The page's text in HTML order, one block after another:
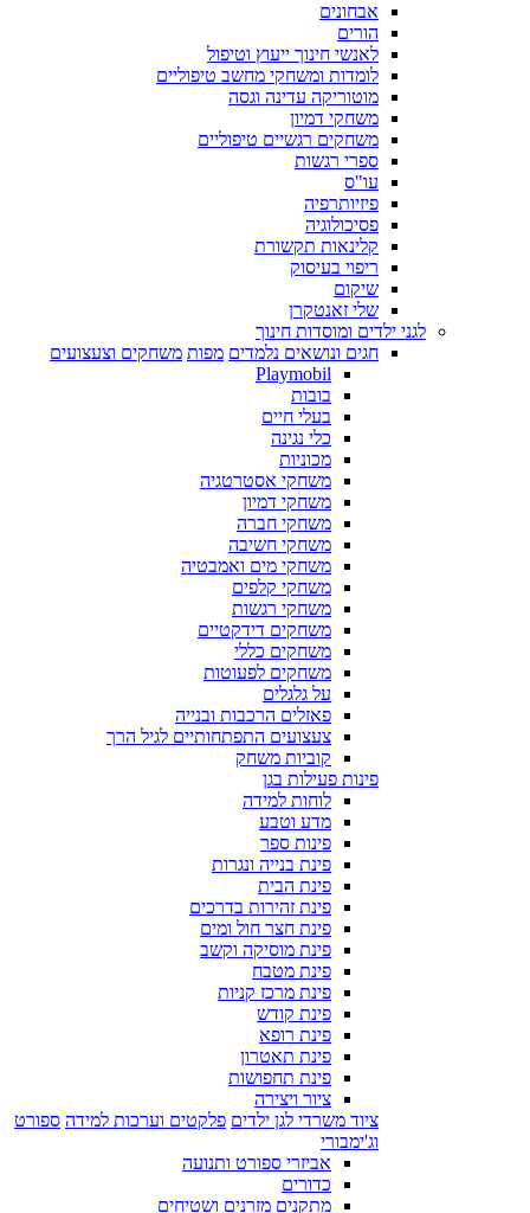
אבחונים
הורים
לאנשי חינוך ייעוץ וטיפול
לומדות ומשחקי מחשב טיפוליים
מוטוריקה עדינה וגסה
משחקי דמיון
משחקים רגשיים טיפוליים
ספרי רגשות
עו"ס
פיזיותרפיה
פסיכולוגיה
קלינאות תקשורת
ריפוי בעיסוק
שיקום
שלי זאנטקרן
לגני ילדים ומוסדות חינוך
חגים ונושאים נלמדים מפות משחקים וצעצועים
Playmobil
בובות
בעלי חיים
כלי נגינה
מכוניות
משחקי אסטרטגיה
משחקי דמיון
משחקי חברה
משחקי חשיבה
משחקי מים ואמבטיה
משחקי קלפים
משחקי רגשות
משחקים דידקטיים
משחקים כללי
משחקים לפעוטות
על גלגלים
פאזלים הרכבות ובנייה
צעצועים התפתחותיים לגיל הרך
קוביות משחק
פינות פעילות בגן
לוחות למידה
מדע וטבע
פינות ספר
פינת בנייה ונגרות
פינת הבית
פינת זהירות בדרכים
פינת חצר חול ומים
פינת מוסיקה וקשב
פינת מטבח
פינת מרכז קניות
פינת קודש
פינת רופא
פינת תאטרון
פינת תחפושות
ציור ויצירה
ציוד משרדי לגן ילדים פלקטים וערכות למידה ספורט
וג'ימבורי
אביזרי ספורט ותנועה
כדורים
מתקנים מזרנים ושטיחים